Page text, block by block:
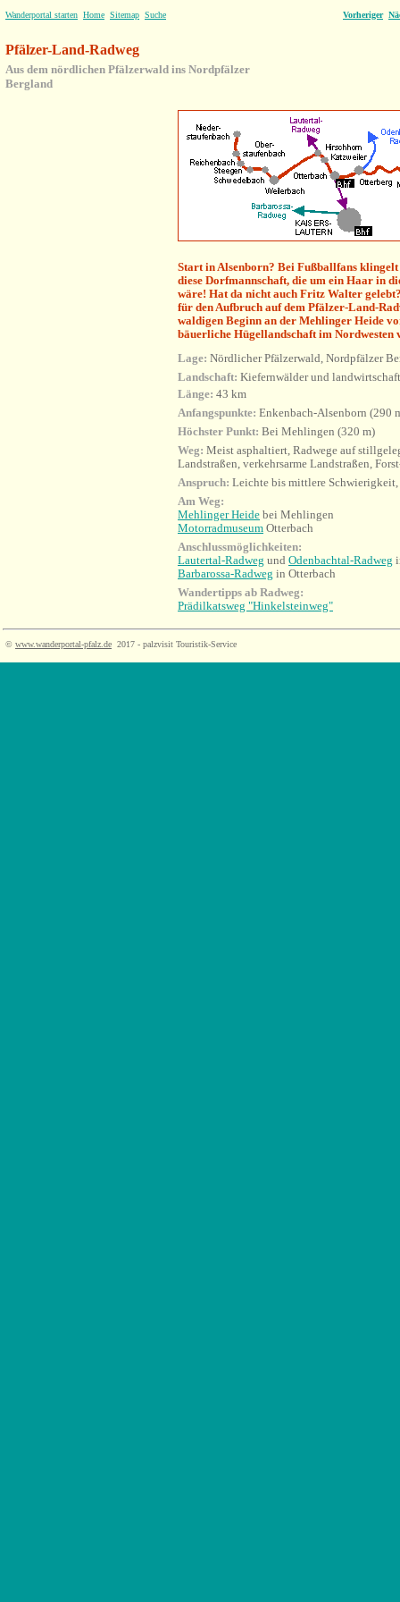
Wanderportal starten Home Sitemap Suche Vorheriger
Pfälzer-Land-Radweg
Aus dem nördlichen Pfälzerwald ins Nordpfälzer
Bergland
Start in Alsenborn? Bei Fußballfans klingelt
diese Dorfmannschaft, die um ein Haar in
wäre! Hat da nicht auch Fritz Walter
für den Aufbruch auf dem Pfälzer-Land-
waldigen Beginn an der Mehlinger Heide
bäuerliche Hügellandschaft im
Lage: Nördlicher Pfälzerwald, Nordpfälzer
Landschaft: Kiefernwälder und
Länge: 43 km
Anfangspunkte: Enkenbach-Alsenborn (290
Höchster Punkt: Bei Mehlingen (320 m)
Weg: Meist asphaltiert, Radwege auf
Landstraßen, verkehrsarme Landstraßen,
Anspruch: Leichte bis mittlere
Am Weg:
Mehlinger Heide bei Mehlingen
Motorradmuseum Otterbach
Anschlussmöglichkeiten:
Lautertal-Radweg und Odenbachtal-Radweg
Barbarossa-Radweg in Otterbach
Wandertipps ab Radweg:
Prädilkatsweg "Hinkelsteinweg"
© www.wanderportal-pfalz.de 2017 - palzvisit Touristik-Service